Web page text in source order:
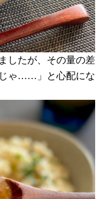
したが、その量の差
ゃ……」と心配にな